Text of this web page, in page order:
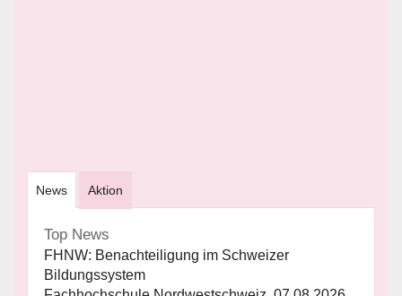
News Aktion
Top News
FHNW: Benachteiligung im Schweizer
Bildungssystem